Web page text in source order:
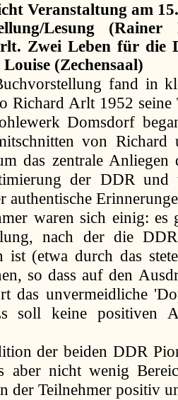
Veranstaltung am
Lesung
Zwei Leben für die
(Zechensaal)
fand in
Richard Arlt 1952 seine
Domsdorf
von
das zentrale Anliegen
der DDR und
authentische
waren sich einig:
nach der die
ist (etwa durch das
so dass auf den
das unvermeidliche
soll keine positiven
der beiden DDR
aber nicht wenig
der Teilnehmer positiv